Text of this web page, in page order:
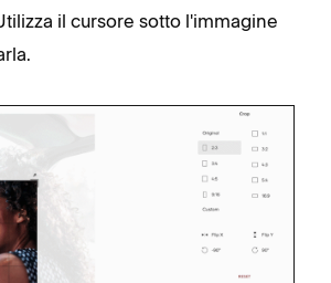
il cursore sotto l'immagine